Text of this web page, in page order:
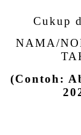
Cukup
NAMA/
(Contoh: